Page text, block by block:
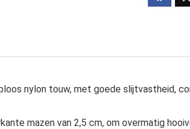
nylon touw, met goede slijtvastheid,
mazen van 2,5 cm, om overmatig